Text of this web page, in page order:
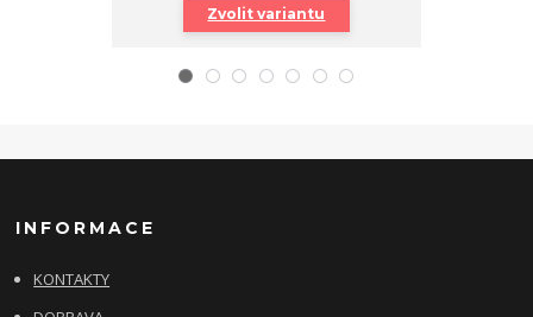
Zvolit variantu
INFORMACE
KONTAKTY